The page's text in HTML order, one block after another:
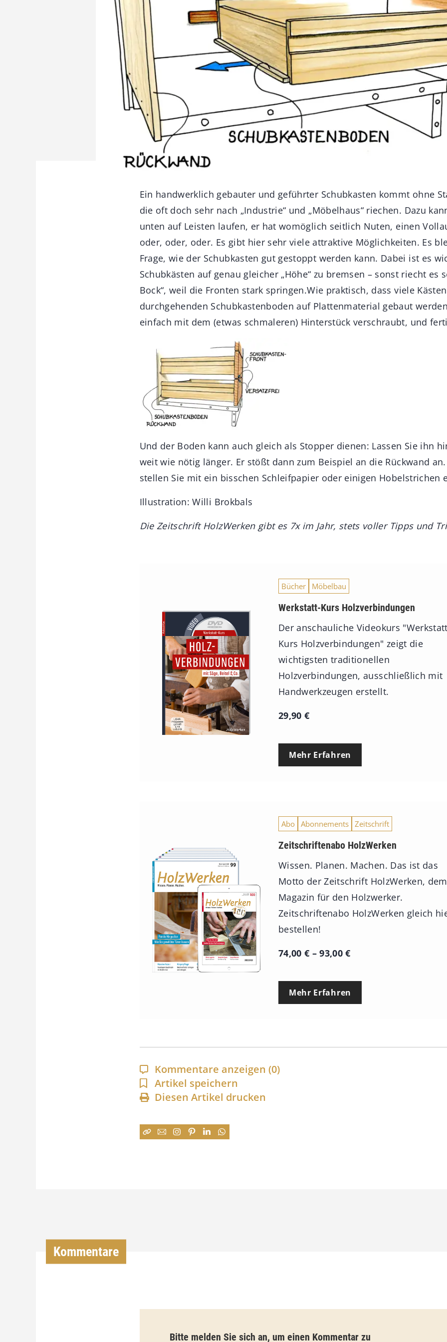
Ein handwerklich gebauter und geführter Schubkasten kommt ohne
die oft doch sehr nach „Industrie“ und „Möbelhaus“ riechen. Dazu
unten auf Leisten laufen, er hat womöglich seitlich Nuten, einen
oder, oder, oder. Es gibt hier sehr viele attraktive Möglichkeiten. Es
Frage, wie der Schubkasten gut gestoppt werden kann. Dabei ist es
Schubkästen auf genau gleicher „Höhe“ zu bremsen – sonst riecht es
Bock“, weil die Fronten stark springen.Wie praktisch, dass viele
durchgehenden Schubkastenboden auf Plattenmaterial gebaut
einfach mit dem (etwas schmaleren) Hinterstück verschraubt, und
Und der Boden kann auch gleich als Stopper dienen: Lassen Sie ihn
weit wie nötig länger. Er stößt dann zum Beispiel an die Rückwand
stellen Sie mit ein bisschen Schleifpapier oder einigen Hobelstrichen
Illustration: Willi Brokbals
Die Zeitschrift HolzWerken gibt es 7x im Jahr, stets voller Tipps und
Bücher Möbelbau
Werkstatt-Kurs Holzverbindungen
Der anschauliche Videokurs
Kurs Holzverbindungen" zeigt die
wichtigsten traditionellen
Holzverbindungen, ausschließlich mit
Handwerkzeugen erstellt.
29,90 €
Mehr Erfahren
Abo Abonnements Zeitschrift
Zeitschriftenabo HolzWerken
Wissen. Planen. Machen. Das ist das
Motto der Zeitschrift HolzWerken, dem
Magazin für den Holzwerker.
Zeitschriftenabo HolzWerken gleich
bestellen!
74,00 € –93,00€P
e
p
,
Mehr Erfahren
Kommentare anzeigen (0)
Artikel speichern
Diesen Artikel drucken
Kommentare
Bitte melden Sie sich an, um einen Kommentar zu